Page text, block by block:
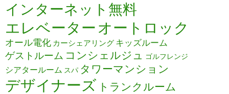
インターネット無料
エレベーター オートロック
オール電化 カーシェアリング キッズルーム
ゲストルーム コンシェルジュ ゴルフレンジ
シアタールーム スパ タワーマンション
デザイナーズ トランクルーム